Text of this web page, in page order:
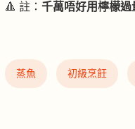
🔺 註： 千萬唔好用檸檬過
蒸魚 初級烹飪